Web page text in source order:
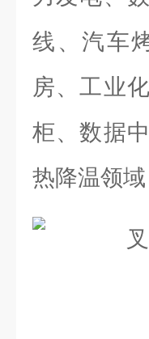
线、汽车
房、工业
柜、数据
热降温领